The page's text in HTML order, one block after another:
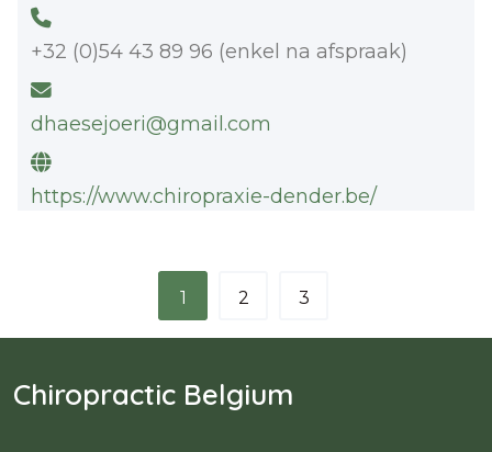
+32 (0)54 43 89 96 (enkel na afspraak)
dhaesejoeri@gmail.com
https://www.chiropraxie-dender.be/
1 2 3
Chiropractic Belgium